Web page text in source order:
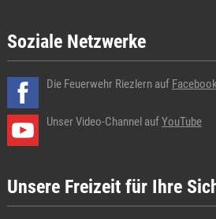
Soziale Netzwerke
Die Feuerwehr Riezlern auf
Unser Video-Channel aufYouTube
Unsere Freizeit für Ihre